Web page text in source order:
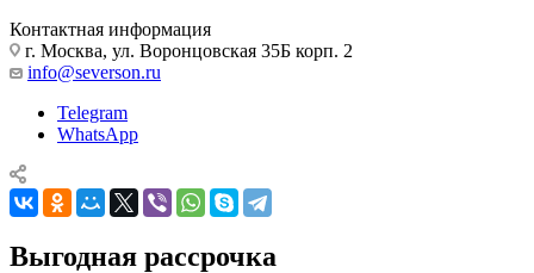
Контактная информация
г. Москва, ул. Воронцовская 35Б корп. 2
info@severson.ru
Telegram
WhatsApp
Выгодная рассрочка